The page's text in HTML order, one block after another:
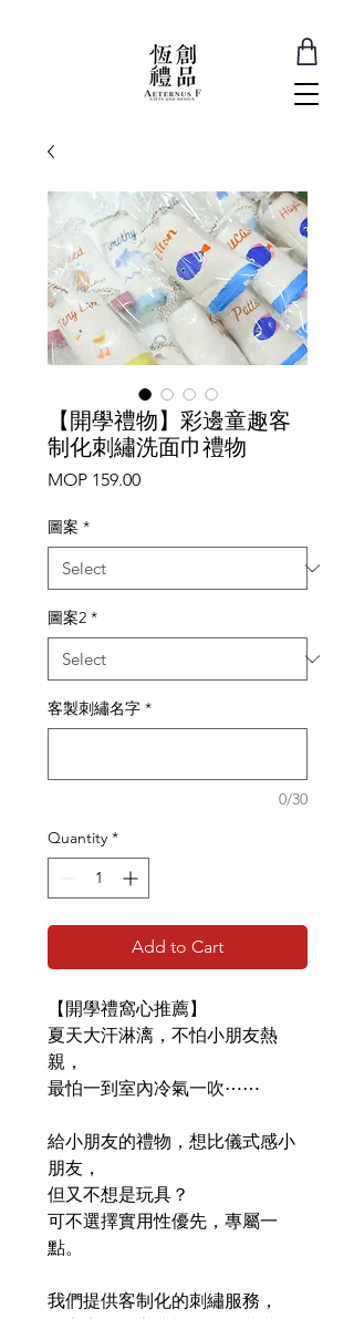
【開學禮物】彩邊童趣客
制化刺繡洗面巾禮物
MOP 159.00Price
圖案 *
圖案2 *
客製刺繡名字 *
0/30
Quantity *
Add to Cart
【開學禮窩心推薦】
夏天大汗淋漓， 不怕小朋友熱
親 ，
最怕一到室內冷氣一吹⋯⋯
給小朋友的禮物，想比儀式感小
朋友，
但又不想是玩具？
可不選擇實用性優先，專屬一
點。
我們提供客制化的刺繡服務，